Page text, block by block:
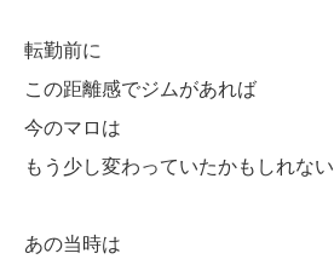
転勤前に
この距離感でジムがあれば
今のマロは
もう少し変わっていたかもしれない
あの当時は